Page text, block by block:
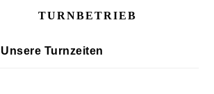
TURNBETRIEB
Unsere Turnzeiten